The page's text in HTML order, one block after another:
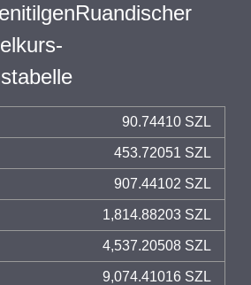
90.74410 SZL
453.72051 SZL
907.44102 SZL
1,814.88203 SZL
4,537.20508 SZL
9,074.41016 SZL